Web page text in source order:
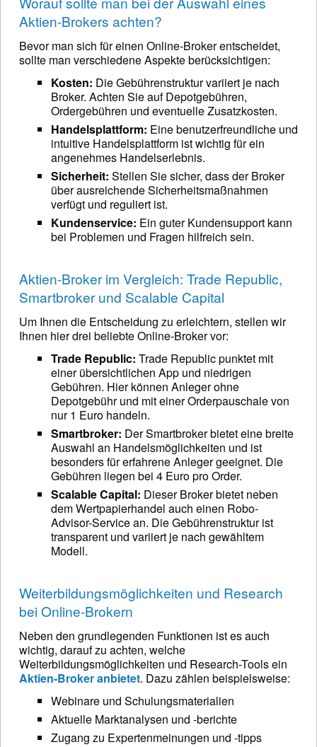
Aktien-Brokers achten?
Bevor man sich für einen Online-Broker entscheidet,
sollte man verschiedene Aspekte berücksichtigen:
Kosten: Die Gebührenstruktur variiert je nach
Broker. Achten Sie auf Depotgebühren,
Ordergebühren und eventuelle Zusatzkosten.
Handelsplattform: Eine benutzerfreundliche und
intuitive Handelsplattform ist wichtig für ein
angenehmes Handelserlebnis.
Sicherheit: Stellen Sie sicher, dass der Broker
über ausreichende Sicherheitsmaßnahmen
verfügt und reguliert ist.
Kundenservice: Ein guter Kundensupport kann
bei Problemen und Fragen hilfreich sein.
Aktien-Broker im Vergleich: Trade Republic,
Smartbroker und Scalable Capital
Um Ihnen die Entscheidung zu erleichtern, stellen wir
Ihnen hier drei beliebte Online-Broker vor:
Trade Republic: Trade Republic punktet mit
einer übersichtlichen App und niedrigen
Gebühren. Hier können Anleger ohne
Depotgebühr und mit einer Orderpauschale von
nur 1 Euro handeln.
Smartbroker: Der Smartbroker bietet eine breite
Auswahl an Handelsmöglichkeiten und ist
besonders für erfahrene Anleger geeignet. Die
Gebühren liegen bei 4 Euro pro Order.
Scalable Capital: Dieser Broker bietet neben
dem Wertpapierhandel auch einen Robo-
Advisor-Service an. Die Gebührenstruktur ist
transparent und variiert je nach gewähltem
Modell.
Weiterbildungsmöglichkeiten und Research
bei Online-Brokern
Neben den grundlegenden Funktionen ist es auch
wichtig, darauf zu achten, welche
Weiterbildungsmöglichkeiten und Research-Tools ein
Aktien-Broker anbietet. Dazu zählen beispielsweise:
Webinare und Schulungsmaterialien
Aktuelle Marktanalysen und -berichte
Zugang zu Expertenmeinungen und -tipps